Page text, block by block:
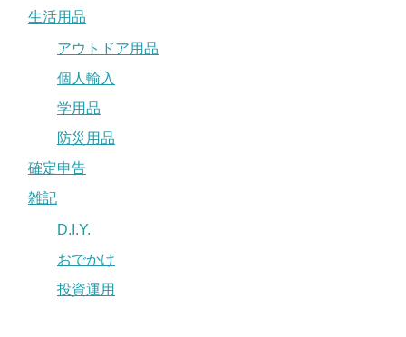
生活用品
アウトドア用品
個人輸入
学用品
防災用品
確定申告
雑記
D.I.Y.
おでかけ
投資運用